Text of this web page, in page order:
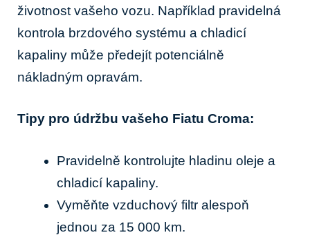
životnost vašeho vozu. Například pravidelná⁤
kontrola⁢ brzdového systému‍ a chladicí
kapaliny může předejít potenciálně
nákladným opravám.
Tipy pro údržbu vašeho Fiatu Croma:
Pravidelně kontrolujte hladinu oleje a
chladicí ⁤kapaliny.
Vyměňte vzduchový filtr alespoň
jednou za 15 000 km.